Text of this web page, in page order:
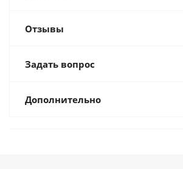
Отзывы
Задать вопрос
Дополнительно